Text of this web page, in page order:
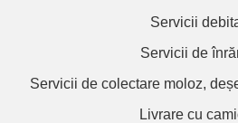
Servicii
Servicii de
Servicii de colectare moloz,
Livrare cu